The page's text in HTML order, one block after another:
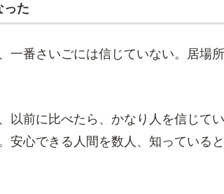
った
一番さいごには信じていない。居場所
以前に比べたら、かなり人を信じて
安心できる人間を数人、知ってい